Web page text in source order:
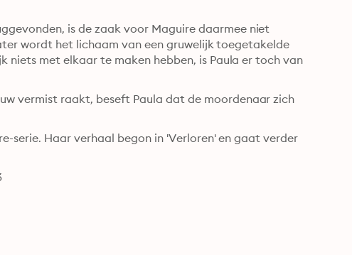
is de zaak voor Maguire daarmee niet
wordt het lichaam van een gruwelijk toegetakelde
niets met elkaar te maken hebben, is Paula er toch van
vermist raakt, beseft Paula dat de moordenaar zich
serie. Haar verhaal begon in 'Verloren' en gaat verder